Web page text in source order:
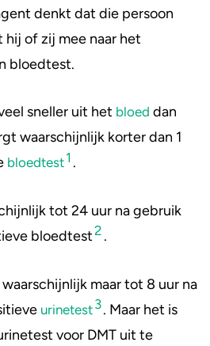
denkt dat die persoon
hij of zij mee naar het
bloedtest.
sneller uit het bloed dan
waarschijnlijk korter dan 1
bloedtest1 .
tot 24 uur na gebruik
bloedtest2 .
maar tot 8 uur na
urinetest3. Maar het is
voor DMT uit te